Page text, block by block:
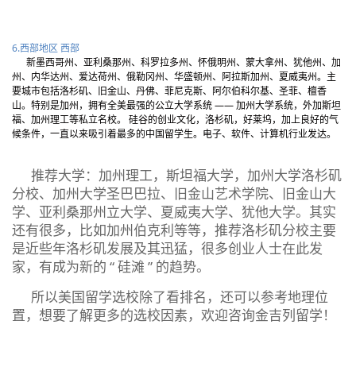
6.西部地区 西部
新墨西哥州、亚利桑那州、科罗拉多州、怀俄明州、蒙大拿州、犹他州、加
州、内华达州、爱达荷州、俄勒冈州、华盛顿州、阿拉斯加州、夏威夷州。主
要城市包括洛杉矶、旧金山、丹佛、菲尼克斯、阿尔伯科尔基、圣菲、檀香
山。特别是加州，拥有全美最强的公立大学系统 —— 加州大学系统，外加斯坦
福、加州理工等私立名校。 硅谷的创业文化，洛杉矶，好莱坞，加上良好的气
候条件，一直以来吸引着最多的中国留学生。电子、软件、计算机行业发达。
推荐大学：加州理工，斯坦福大学，加州大学洛杉矶
分校、加州大学圣巴巴拉、旧金山艺术学院、旧金山大
学、亚利桑那州立大学、夏威夷大学、犹他大学。其实
还有很多，比如加州伯克利等等，推荐洛杉矶分校主要
是近些年洛杉矶发展及其迅猛，很多创业人士在此发
家，有成为新的 “ 硅滩 ” 的趋势。
所以美国留学选校除了看排名，还可以参考地理位
置，想要了解更多的选校因素，欢迎咨询金吉列留学！